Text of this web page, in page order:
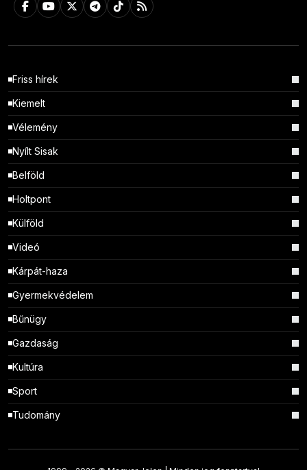
Friss hírek
Kiemelt
Vélemény
Nyílt Sisak
Belföld
Holtpont
Külföld
Videó
Kárpát-haza
Gyermekvédelem
Bűnügy
Gazdaság
Kultúra
Sport
Tudomány